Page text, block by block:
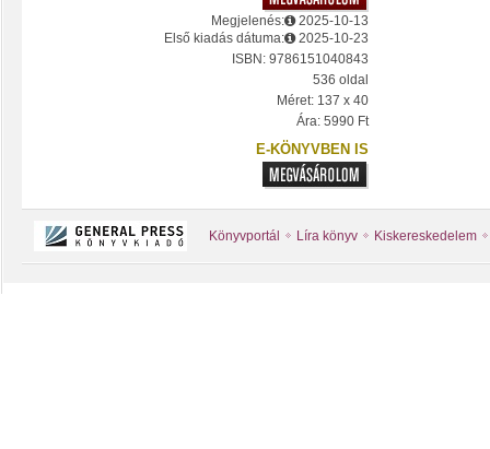
Megjelenés:
2025-10-13
Első kiadás dátuma:
2025-10-23
ISBN: 9786151040843
536 oldal
Méret: 137 x 40
Ára: 5990 Ft
E-KÖNYVBEN IS
Könyvportál Líra könyv Kiskereskedelem